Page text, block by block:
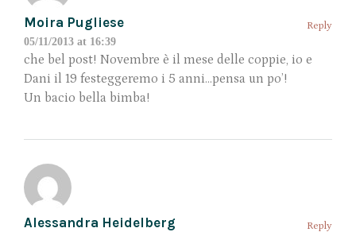
Moira Pugliese
05/11/2013 at 16:39
Reply
che bel post! Novembre è il mese delle coppie, io e
Dani il 19 festeggeremo i 5 anni…pensa un po’!
Un bacio bella bimba!
Alessandra Heidelberg Reply